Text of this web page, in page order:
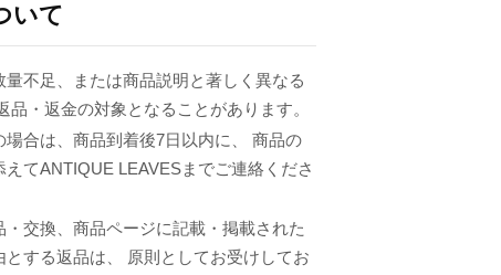
いて
不足、または商品説明と著しく異なる
品・返金の対象となることがあります。
合は、商品到着後7日以内に、 商品の
てANTIQUE LEAVESまでご連絡くださ
交換、商品ページに記載・掲載された
する返品は、 原則としてお受けしてお